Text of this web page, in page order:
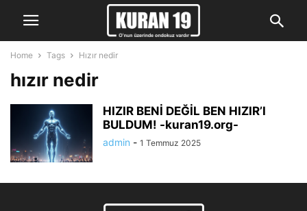
Home Tags Hızır nedir
hızır nedir
HIZIR BENİ DEĞİL BEN HIZIR’I
BULDUM! -kuran19.org-
admin - 1 Temmuz 2025